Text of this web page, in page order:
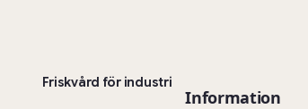
Friskvård för industri
Information